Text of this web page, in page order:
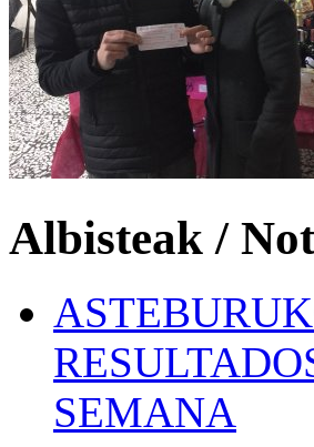
Albisteak /
SEMANA